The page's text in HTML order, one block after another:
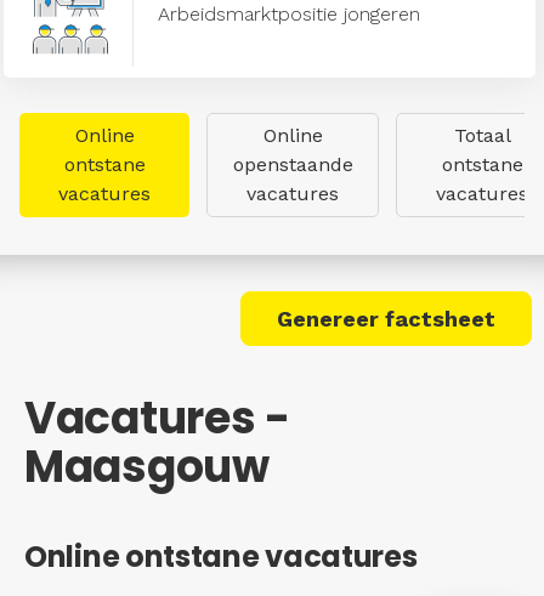
Arbeidsmarktpositie jongeren
Online
ontstane
vacatures
Online
openstaande
vacatures
Totaal
ontstane
vacatures
Genereer factsheet
Vacatures -
Maasgouw
Online ontstane vacatures